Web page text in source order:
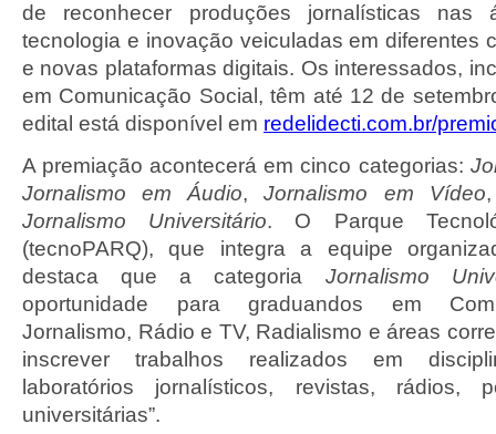
de reconhecer produções jornalísticas nas
tecnologia e inovação veiculadas em diferentes
e novas plataformas digitais. Os interessados,
em Comunicação Social, têm até 12 de
edital está disponível em redelidecti.com.br/
A premiação acontecerá em cinco categorias:
Jornalismo em Áudio,Jornalismo em Vídeo
Jornalismo Universitário. O Parque
(tecnoPARQ), que integra a equipe
destaca que a categoria Jornalismo
oportunidade para graduandos em
Jornalismo, Rádio e TV, Radialismo e áreas
inscrever trabalhos realizados em
laboratórios jornalísticos, revistas, rádios,
universitárias”.